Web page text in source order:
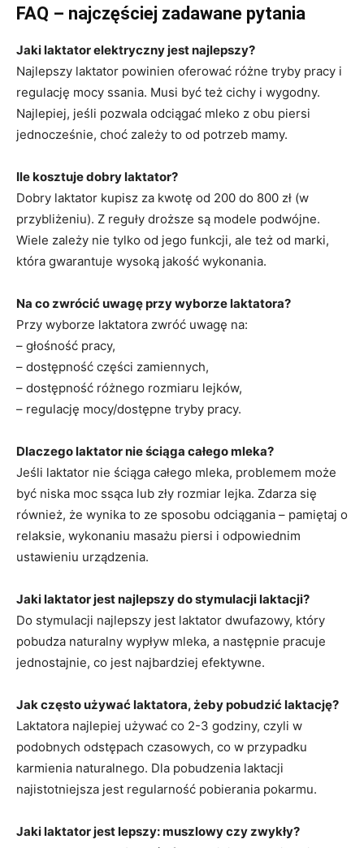
FAQ – najczęściej zadawane pytania
Jaki laktator elektryczny jest najlepszy?
Najlepszy laktator powinien oferować różne tryby pracy i
regulację mocy ssania. Musi być też cichy i wygodny.
Najlepiej, jeśli pozwala odciągać mleko z obu piersi
jednocześnie, choć zależy to od potrzeb mamy.
Ile kosztuje dobry laktator?
Dobry laktator kupisz za kwotę od 200 do 800 zł (w
przybliżeniu). Z reguły droższe są modele podwójne.
Wiele zależy nie tylko od jego funkcji, ale też od marki,
która gwarantuje wysoką jakość wykonania.
Na co zwrócić uwagę przy wyborze laktatora?
Przy wyborze laktatora zwróć uwagę na:
– głośność pracy,
– dostępność części zamiennych,
– dostępność różnego rozmiaru lejków,
– regulację mocy/dostępne tryby pracy.
Dlaczego laktator nie ściąga całego mleka?
Jeśli laktator nie ściąga całego mleka, problemem może
być niska moc ssąca lub zły rozmiar lejka. Zdarza się
również, że wynika to ze sposobu odciągania – pamiętaj o
relaksie, wykonaniu masażu piersi i odpowiednim
ustawieniu urządzenia.
Jaki laktator jest najlepszy do stymulacji laktacji?
Do stymulacji najlepszy jest laktator dwufazowy, który
pobudza naturalny wypływ mleka, a następnie pracuje
jednostajnie, co jest najbardziej efektywne.
Jak często używać laktatora, żeby pobudzić laktację?
Laktatora najlepiej używać co 2-3 godziny, czyli w
podobnych odstępach czasowych, co w przypadku
karmienia naturalnego. Dla pobudzenia laktacji
najistotniejsza jest regularność pobierania pokarmu.
Jaki laktator jest lepszy: muszlowy czy zwykły?